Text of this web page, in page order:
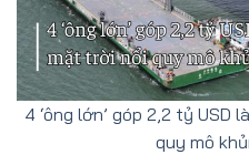
4 ‘ông lớn’ góp 2,2 tỷ USD
quy mô